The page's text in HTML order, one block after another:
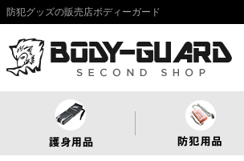
防犯グッズの販売店ボディーガード